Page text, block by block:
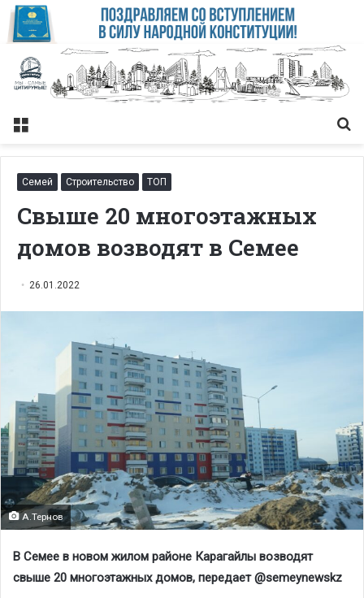
Меню
Семей Строительство ТОП
Свыше 20 многоэтажных
домов возводят в Семее
26.01.2022
А.Тернов
В Семее в новом жилом районе Карагайлы возводят
свыше 20 многоэтажных домов, передает @semeynewskz